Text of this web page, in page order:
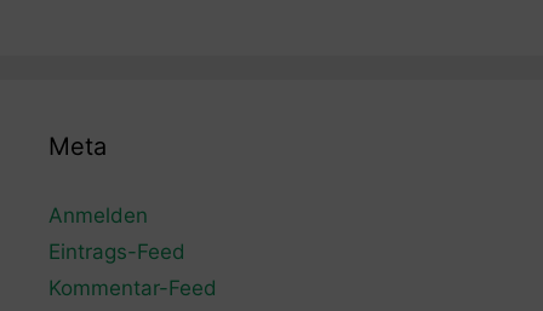
Meta
Anmelden
Eintrags-Feed
Kommentar-Feed